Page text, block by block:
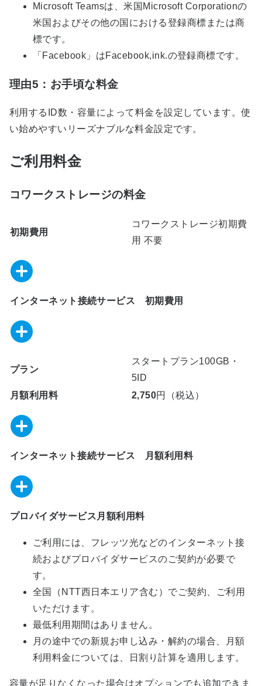
Microsoft Teamsは、米国Microsoft Corporationの
米国およびその他の国における登録商標または商
標です。
「Facebook」はFacebook,ink.の登録商標です。
理由5：お手頃な料金
利用するID数・容量によって料金を設定しています。使
い始めやすいリーズナブルな料金設定です。
ご利用料金
コワークストレージの料金
初期費用
コワークストレージ初期費
用 不要
インターネット接続サービス 初期費用
プラン
スタートプラン100GB・
5ID
月額利用料
2,750円（税込）
インターネット接続サービス 月額利用料
プロバイダサービス月額利用料
ご利用には、フレッツ光などのインターネット接
続およびプロバイダサービスのご契約が必要で
す。
全国（NTT西日本エリア含む）でご契約、ご利用
いただけます。
最低利用期間はありません。
月の途中での新規お申し込み・解約の場合、月額
利用料金については、日割り計算を適用します。
容量が足りなくなった場合はオプションでも追加できま